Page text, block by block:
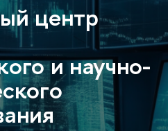
центр
и научно-